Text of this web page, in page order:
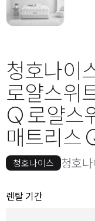
청호나이
로얄스위
Q 로얄스
매트리스
청호나이스
옵션 선택
렌탈 선택
렌탈 기간